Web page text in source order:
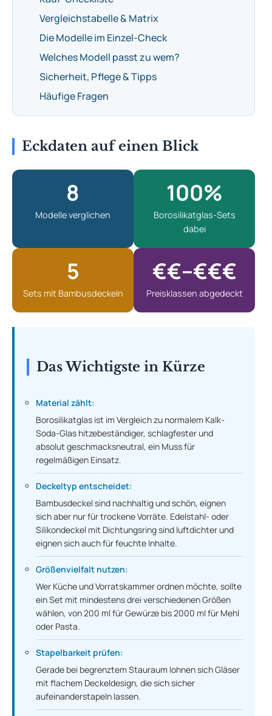
Vergleichstabelle & Matrix
Die Modelle im Einzel-Check
Welches Modell passt zu wem?
Sicherheit, Pflege & Tipps
Häufige Fragen
Eckdaten auf einen Blick
8
Modelle verglichen
100%
Borosilikatglas-Sets
dabei
5
Sets mit Bambusdeckeln
€€–€€€
Preisklassen abgedeckt
Das Wichtigste in Kürze
Material zählt:
Borosilikatglas ist im Vergleich zu normalem Kalk-
Soda-Glas hitzebeständiger, schlagfester und
absolut geschmacksneutral, ein Muss für
regelmäßigen Einsatz.
Deckeltyp entscheidet:
Bambusdeckel sind nachhaltig und schön, eignen
sich aber nur für trockene Vorräte. Edelstahl- oder
Silikondeckel mit Dichtungsring sind luftdichter und
eignen sich auch für feuchte Inhalte.
Größenvielfalt nutzen:
Wer Küche und Vorratskammer ordnen möchte, sollte
ein Set mit mindestens drei verschiedenen Größen
wählen, von 200 ml für Gewürze bis 2000 ml für Mehl
oder Pasta.
Stapelbarkeit prüfen:
Gerade bei begrenztem Stauraum lohnen sich Gläser
mit flachem Deckeldesign, die sich sicher
aufeinanderstapeln lassen.